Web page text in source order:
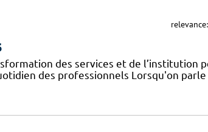
relevance:
des services et de l’institution
des professionnels Lorsqu'on parle